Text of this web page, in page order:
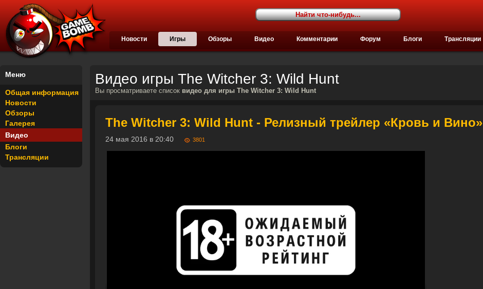
Новости Игры Обзоры Видео Комментарии Форум Блоги Трансляции
Меню
Общая информация
Новости
Обзоры
Галерея
Видео
Блоги
Трансляции
Видео игры The Witcher 3: Wild Hunt
Вы просматриваете список видео для игры The Witcher 3: Wild Hunt
The Witcher 3: Wild Hunt - Релизный трейлер «Кровь и Вино»
24 мая 2016 в 20:40 3801